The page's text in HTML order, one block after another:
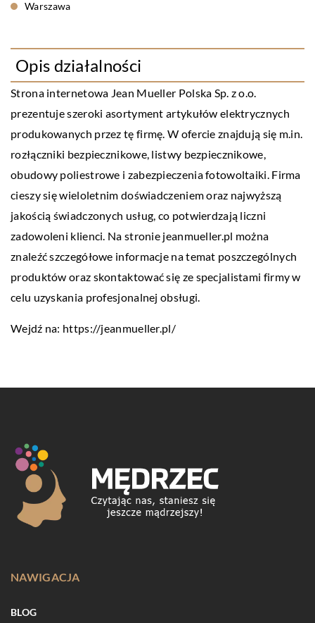
Warszawa
Opis działalności
Strona internetowa Jean Mueller Polska Sp. z o.o.
prezentuje szeroki asortyment artykułów elektrycznych
produkowanych przez tę firmę. W ofercie znajdują się m.in.
rozłączniki bezpiecznikowe, listwy bezpiecznikowe,
obudowy poliestrowe i zabezpieczenia fotowoltaiki. Firma
cieszy się wieloletnim doświadczeniem oraz najwyższą
jakością świadczonych usług, co potwierdzają liczni
zadowoleni klienci. Na stronie jeanmueller.pl można
znaleźć szczegółowe informacje na temat poszczególnych
produktów oraz skontaktować się ze specjalistami firmy w
celu uzyskania profesjonalnej obsługi.
Wejdź na: https://jeanmueller.pl/
NAWIGACJA
BLOG